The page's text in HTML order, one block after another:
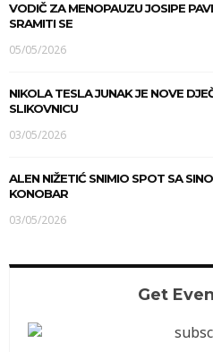
VODIČ ZA MENOPAUZU JOSIPE
SRAMITI SE
05/05/2026
NIKOLA TESLA JUNAK JE NOVE
SLIKOVNICU
03/05/2026
ALEN NIŽETIĆ SNIMIO SPOT SA
KONOBAR
03/05/2026
Get